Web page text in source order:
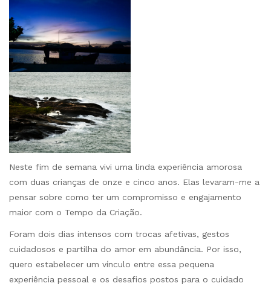
Neste fim de semana vivi uma linda experiência amorosa
com duas crianças de onze e cinco anos. Elas levaram-me a
pensar sobre como ter um compromisso e engajamento
maior com o Tempo da Criação.
Foram dois dias intensos com trocas afetivas, gestos
cuidadosos e partilha do amor em abundância. Por isso,
quero estabelecer um vínculo entre essa pequena
experiência pessoal e os desafios postos para o cuidado